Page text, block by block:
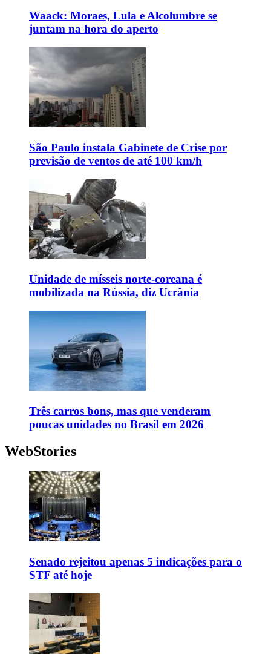
Waack: Moraes, Lula e Alcolumbre se
juntam na hora do aperto
São Paulo instala Gabinete de Crise por
previsão de ventos de até 100 km/h
Unidade de mísseis norte-coreana é
mobilizada na Rússia, diz Ucrânia
Três carros bons, mas que venderam
poucas unidades no Brasil em 2026
WebStories
Senado rejeitou apenas 5 indicações para o
STF até hoje